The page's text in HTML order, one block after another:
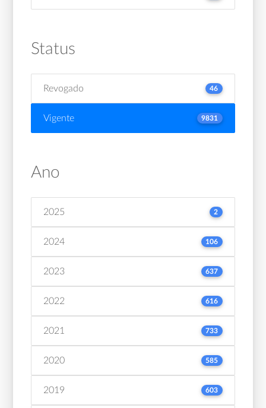
Status
Revogado 46
Vigente 9831
Ano
2025 2
2024 106
2023 637
2022 616
2021 733
2020 585
2019 603